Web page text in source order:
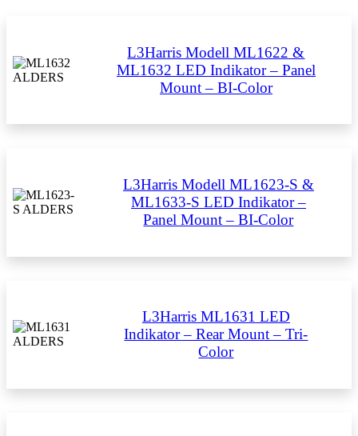
L3Harris Modell ML1622 &
ML1632 LED Indikator – Panel
Mount – BI-Color
L3Harris Modell ML1623-S &
ML1633-S LED Indikator –
Panel Mount – BI-Color
L3Harris ML1631 LED
Indikator – Rear Mount – Tri-
Color